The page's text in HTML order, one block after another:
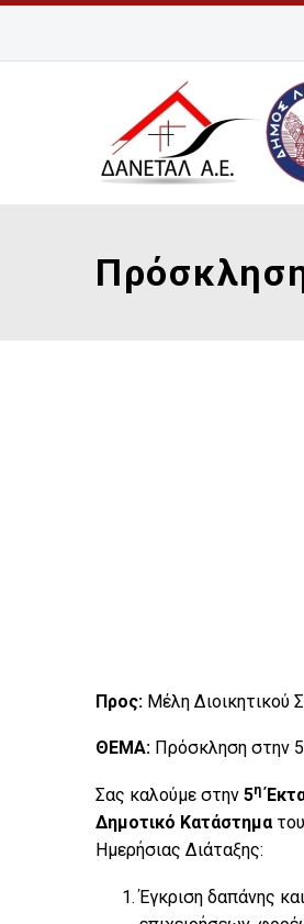
Προς: Μέλη Διοικητικού
ΘΕΜΑ: Πρόσκληση στην 5
Σας καλούμε στην 5η
Δημοτικό Κατάστημα
Ημερήσιας Διάταξης:
Έγκριση δαπάνης